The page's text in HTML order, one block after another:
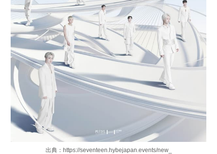
出典：https://seventeen.hybejapan.events/new_